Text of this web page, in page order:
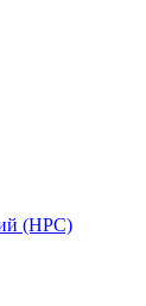
(HPC)